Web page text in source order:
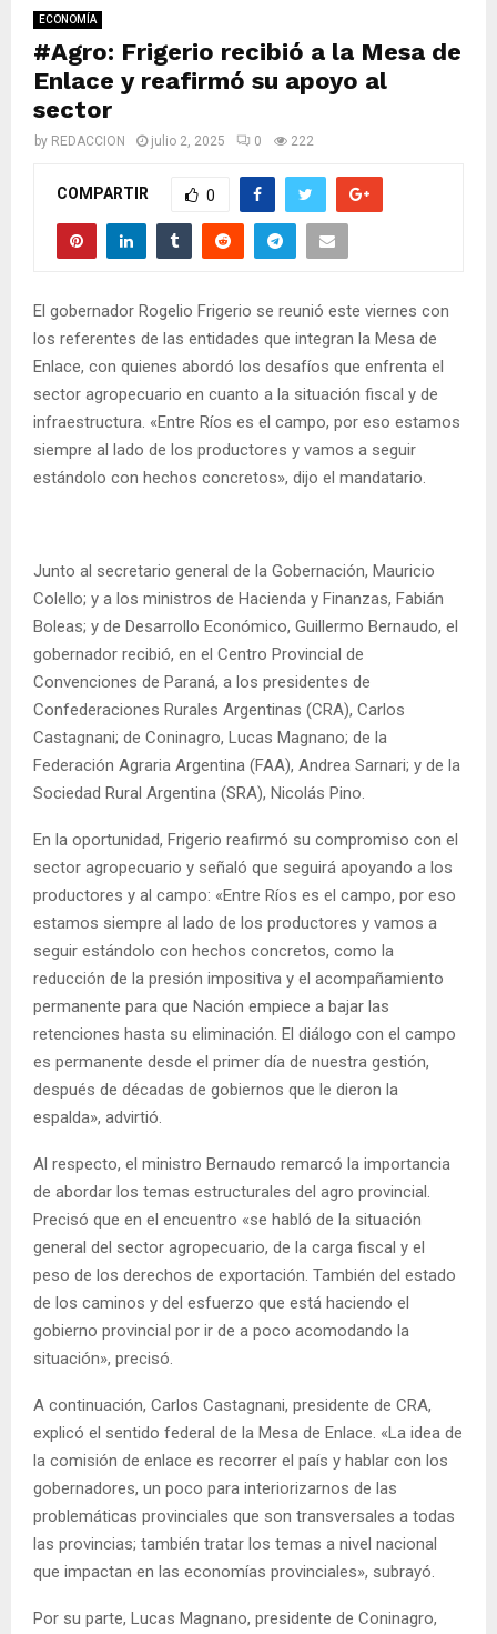
N
ECONOMÍA
#Agro: Frigerio recibió a la Mesa de
Enlace y reafirmó su apoyo al
sector
by REDACCION julio 2, 2025 0 222
COMPARTIR 0
El gobernador Rogelio Frigerio se reunió este viernes con
los referentes de las entidades que integran la Mesa de
Enlace, con quienes abordó los desafíos que enfrenta el
sector agropecuario en cuanto a la situación fiscal y de
infraestructura. «Entre Ríos es el campo, por eso estamos
siempre al lado de los productores y vamos a seguir
estándolo con hechos concretos», dijo el mandatario.
Junto al secretario general de la Gobernación, Mauricio
Colello; y a los ministros de Hacienda y Finanzas, Fabián
Boleas; y de Desarrollo Económico, Guillermo Bernaudo, el
gobernador recibió, en el Centro Provincial de
Convenciones de Paraná, a los presidentes de
Confederaciones Rurales Argentinas (CRA), Carlos
Castagnani; de Coninagro, Lucas Magnano; de la
Federación Agraria Argentina (FAA), Andrea Sarnari; y de la
Sociedad Rural Argentina (SRA), Nicolás Pino.
En la oportunidad, Frigerio reafirmó su compromiso con el
sector agropecuario y señaló que seguirá apoyando a los
productores y al campo: «Entre Ríos es el campo, por eso
estamos siempre al lado de los productores y vamos a
seguir estándolo con hechos concretos, como la
reducción de la presión impositiva y el acompañamiento
permanente para que Nación empiece a bajar las
retenciones hasta su eliminación. El diálogo con el campo
es permanente desde el primer día de nuestra gestión,
después de décadas de gobiernos que le dieron la
espalda», advirtió.
Al respecto, el ministro Bernaudo remarcó la importancia
de abordar los temas estructurales del agro provincial.
Precisó que en el encuentro «se habló de la situación
general del sector agropecuario, de la carga fiscal y el
peso de los derechos de exportación. También del estado
de los caminos y del esfuerzo que está haciendo el
gobierno provincial por ir de a poco acomodando la
situación», precisó.
A continuación, Carlos Castagnani, presidente de CRA,
explicó el sentido federal de la Mesa de Enlace. «La idea de
la comisión de enlace es recorrer el país y hablar con los
gobernadores, un poco para interiorizarnos de las
problemáticas provinciales que son transversales a todas
las provincias; también tratar los temas a nivel nacional
que impactan en las economías provinciales», subrayó.
Por su parte, Lucas Magnano, presidente de Coninagro,